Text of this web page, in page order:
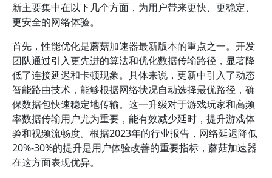
新主要集中在以下几个方面，为用户带来更快、更稳定、
更安全的网络体验。
首先，性能优化是蘑菇加速器最新版本的重点之一。开发
团队通过引入更先进的算法和优化数据传输路径，显著降
低了连接延迟和卡顿现象。具体来说，更新中引入了动态
智能路由技术，能够根据网络状况自动选择最优路径，确
保数据包快速稳定地传输。这一升级对于游戏玩家和高频
率数据传输用户尤为重要，能有效减少延时，提升游戏体
验和视频流畅度。根据2023年的行业报告，网络延迟降低
20%-30%的提升是用户体验改善的重要指标，蘑菇加速器
在这方面表现优异。